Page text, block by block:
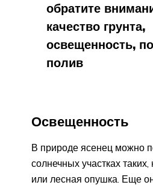
обратите
качество грунта,
освещенность,
полив
Освещенность
В природе ясенец можно
солнечных участках
или лесная опушка. Еще